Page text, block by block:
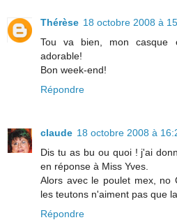
Thérèse 18 octobre 2008 à
Tou va bien, mon casque
adorable!
Bon week-end!
Répondre
claude 18 octobre 2008 à
Dis tu as bu ou quoi ! j'ai
en réponse à Miss Yves.
Alors avec le poulet mex, no
les teutons n'aiment pas que
Répondre